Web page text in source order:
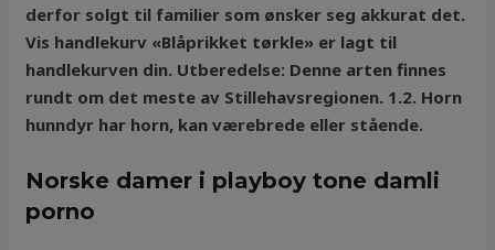
derfor solgt til familier som ønsker seg akkurat det.
Vis handlekurv «Blåprikket tørkle» er lagt til
handlekurven din. Utberedelse: Denne arten finnes
rundt om det meste av Stillehavsregionen. 1.2. Horn
hunndyr har horn, kan værebrede eller stående.
Norske damer i playboy tone damli
porno